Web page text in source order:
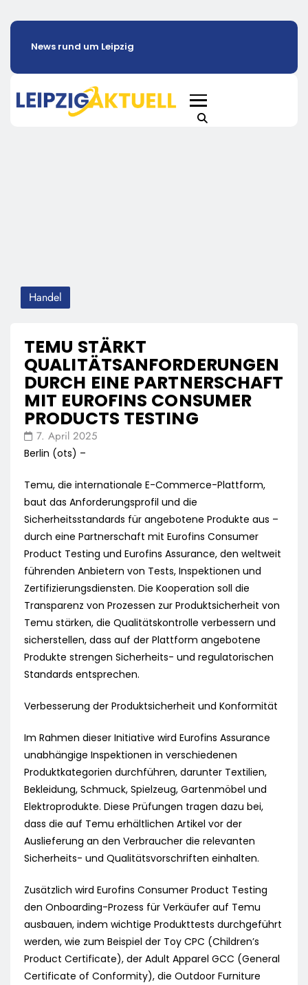
News rund um Leipzig
Handel
TEMU STÄRKT
QUALITÄTSANFORDERUNGEN
DURCH EINE PARTNERSCHAFT
MIT EUROFINS CONSUMER
PRODUCTS TESTING
7. April 2025
Berlin (ots) –
Temu, die internationale E-Commerce-Plattform,
baut das Anforderungsprofil und die
Sicherheitsstandards für angebotene Produkte aus –
durch eine Partnerschaft mit Eurofins Consumer
Product Testing und Eurofins Assurance, den weltweit
führenden Anbietern von Tests, Inspektionen und
Zertifizierungsdiensten. Die Kooperation soll die
Transparenz von Prozessen zur Produktsicherheit von
Temu stärken, die Qualitätskontrolle verbessern und
sicherstellen, dass auf der Plattform angebotene
Produkte strengen Sicherheits- und regulatorischen
Standards entsprechen.
Verbesserung der Produktsicherheit und Konformität
Im Rahmen dieser Initiative wird Eurofins Assurance
unabhängige Inspektionen in verschiedenen
Produktkategorien durchführen, darunter Textilien,
Bekleidung, Schmuck, Spielzeug, Gartenmöbel und
Elektroprodukte. Diese Prüfungen tragen dazu bei,
dass die auf Temu erhältlichen Artikel vor der
Auslieferung an den Verbraucher die relevanten
Sicherheits- und Qualitätsvorschriften einhalten.
Zusätzlich wird Eurofins Consumer Product Testing
den Onboarding-Prozess für Verkäufer auf Temu
ausbauen, indem wichtige Produkttests durchgeführt
werden, wie zum Beispiel der Toy CPC (Children’s
Product Certificate), der Adult Apparel GCC (General
Certificate of Conformity), die Outdoor Furniture